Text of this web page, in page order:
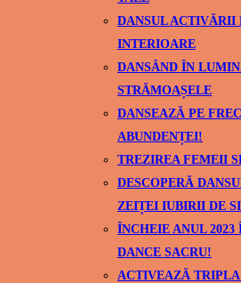
DANSUL ACTIVĂRII
INTERIOARE
DANSÂND ÎN
STRĂMOAȘELE
DANSEAZĂ PE
ABUNDENȚEI!
TREZIREA FEMEII
DESCOPERĂ
ZEIȚEI IUBIRII DE
ÎNCHEIE ANUL 2023
DANCE SACRU!
ACTIVEAZĂ